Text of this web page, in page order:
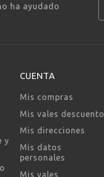
ha ayudado
y
CUENTA
Mis compras
Mis vales descuento
Mis direcciones
Mis datos
personales
Mis vales